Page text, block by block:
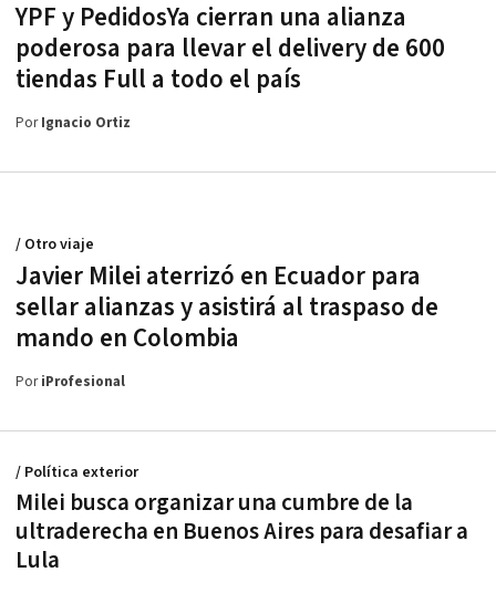
YPF y PedidosYa cierran una alianza
poderosa para llevar el delivery de 600
tiendas Full a todo el país
PorIgnacio Ortiz
Javier Milei aterrizó en Ecuador para
sellar alianzas y asistirá al traspaso de
mando en Colombia
/ Otro viaje
PoriProfesional
Milei busca organizar una cumbre de la
ultraderecha en Buenos Aires para desafiar a
Lula
/ Política exterior